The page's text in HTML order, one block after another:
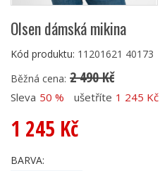
Olsen dámská mikina
Kód produktu: 11201621 40173
Běžná cena: 2 490 Kč
Sleva 50 % ušetříte 1 245 Kč
1 245 Kč
BARVA: